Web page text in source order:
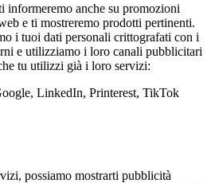
informeremo anche su promozioni
e ti mostreremo prodotti pertinenti.
i tuoi dati personali crittografati con i
e utilizziamo i loro canali pubblicitari
tu utilizzi già i loro servizi:
LinkedIn, Printerest, TikTok
possiamo mostrarti pubblicità